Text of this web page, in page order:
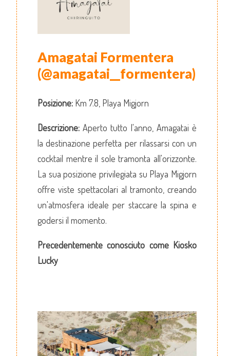
Amagatai Formentera
(@amagatai__formentera)
Posizione: Km 7.8, Playa Migjorn
Descrizione: Aperto tutto l'anno, Amagatai è
la destinazione perfetta per rilassarsi con un
cocktail mentre il sole tramonta all'orizzonte.
La sua posizione privilegiata su Playa Migjorn
offre viste spettacolari al tramonto, creando
un'atmosfera ideale per staccare la spina e
godersi il momento.
Precedentemente conosciuto come Kiosko
Lucky